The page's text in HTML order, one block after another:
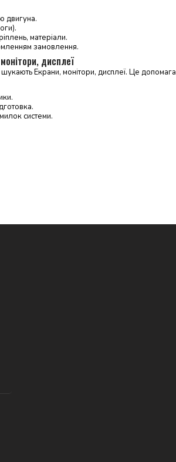
двигуна.
матеріали.
замовлення.
дисплеї
шукають Екрани, монітори, дисплеї. Це
системи.